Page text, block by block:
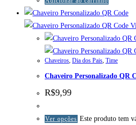
Chaveiros, Dia dos Pais, Time
Chaveiro Personalizado QR
R$9,99
Ver opções Este produto tem